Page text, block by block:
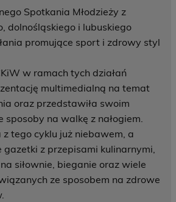
Spotkania Młodzieży z
dolnośląskiego i lubuskiego
promujące sport i zdrowy styl
w ramach tych działań
multimedialną na temat
oraz przedstawiła swoim
sposoby na walkę z nałogiem.
tego cyklu już niebawem, a
z przepisami kulinarnymi,
siłownie, bieganie oraz wiele
ze sposobem na zdrowe